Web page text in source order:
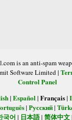
is an anti-spam
Software Limited |
Control Panel
| Español | Français|
| Русский|
국어 | 日本語| 简体中文|